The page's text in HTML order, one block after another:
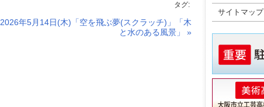
タグ:
2026年5月14日(木)「空を飛ぶ夢(スクラッチ)」「木
と水のある風景」 »
サイトマップ